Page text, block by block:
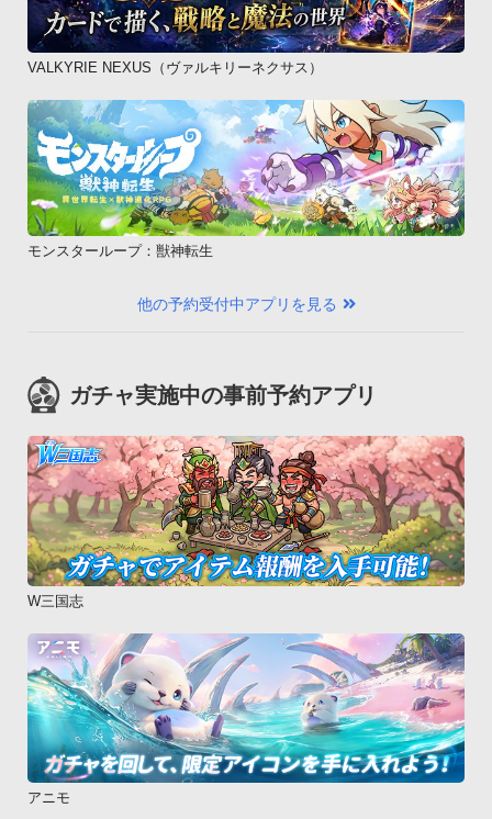
VALKYRIE NEXUS（ヴァルキリーネクサス）
モンスターループ：獣神転生
他の予約受付中アプリを見る
ガチャ実施中の事前予約アプリ
W三国志
アニモ